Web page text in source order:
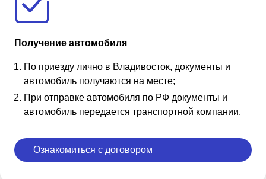
Получение автомобиля
По приезду лично в Владивосток, документы и
автомобиль получаются на месте;
При отправке автомобиля по РФ документы и
автомобиль передается транспортной компании.
Ознакомиться с договором